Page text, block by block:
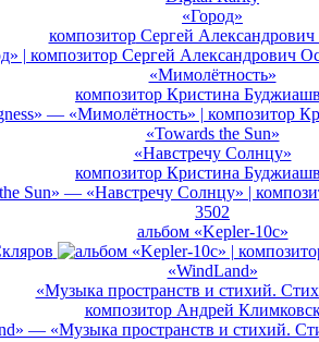
«Город»
композиторСергей
«Мимолётность»
композитор Кристина
«Towards the Sun»
«Навстречу Солнцу»
композитор Кристина
альбом «Kepler-10c»
«WindLand»
«Музыка пространств и стихий.
композиторАндрей